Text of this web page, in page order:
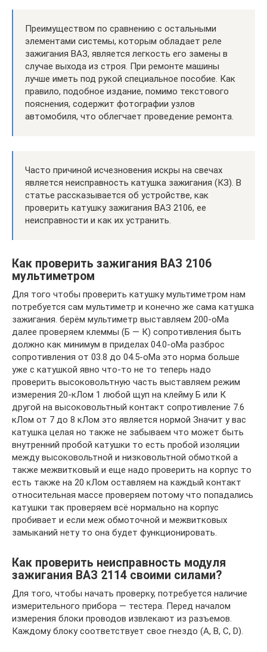
Преимуществом по сравнению с остальными
элементами системы, которым обладает реле
зажигания ВАЗ, является легкость его замены в
случае выхода из строя. При ремонте машины
лучше иметь под рукой специальное пособие. Как
правило, подобное издание, помимо текстового
пояснения, содержит фотографии узлов
автомобиля, что облегчает проведение ремонта.
Часто причиной исчезновения искры на свечах
является неисправность катушка зажигания (КЗ). В
статье рассказывается об устройстве, как
проверить катушку зажигания ВАЗ 2106, ее
неисправности и как их устранить.
Как проверить зажигания ВАЗ 2106
мультиметром
Для того чтобы проверить катушку мультиметром нам
потребуется сам мультиметр и конечно же сама катушка
зажигания. берём мультиметр выставляем 200-оМа
далее проверяем клеммы (Б — К) сопротивления быть
должно как минимум в приделах 04.0-оМа разброс
сопротивления от 03.8 до 04.5-оМа это норма больше
уже с катушкой явно что-то не то теперь надо
проверить высоковольтную часть выставляем режим
измерения 20-кЛом 1 любой щуп на клейму Б или К
другой на высоковольтный контакт сопротивление 7.6
кЛом от 7 до 8 кЛом это является нормой Значит у вас
катушка целая но также не забываем что может быть
внутренний пробой катушки то есть пробой изоляции
между высоковольтной и низковольтной обмоткой а
также межвитковый и еще надо проверить на корпус то
есть также на 20 кЛом оставляем на каждый контакт
относительная массе проверяем потому что попадались
катушки так проверяем всё нормально на корпус
пробивает и если меж обмоточной и межвитковых
замыканий нету то она будет функционировать.
Как проверить неисправность модуля
зажигания ВАЗ 2114 своими силами?
Для того, чтобы начать проверку, потребуется наличие
измерительного прибора — тестера. Перед началом
измерения блоки проводов извлекают из разъемов.
Каждому блоку соответствует свое гнездо (А, В, С, D).